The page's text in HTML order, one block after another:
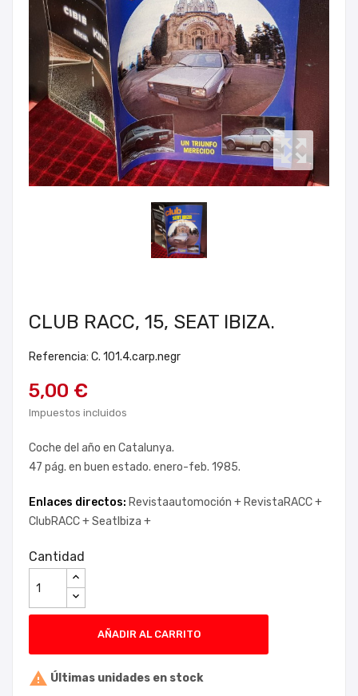
CLUB RACC, 15, SEAT IBIZA.
Referencia: C. 101.4.carp.negr
5,00 €
Impuestos incluidos
Coche del año en Catalunya.
47 pág. en buen estado. enero-feb. 1985.
Enlaces directos: Revistaautomoción + RevistaRACC +
ClubRACC +SeatIbiza +
Cantidad
AÑADIR AL CARRITO
 Últimas unidades en stock